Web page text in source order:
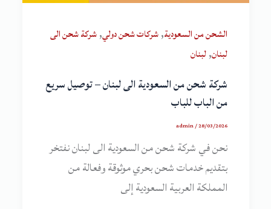
الشحن من السعودية,شركات شحن دولي,شركة شحن الى
لبنان,لبنان
شركة شحن من السعودية الى لبنان – توصيل سريع
من الباب للباب
admin/28/03/2026
نحن في شركة شحن من السعودية الى لبنان نفتخر
بتقديم خدمات شحن بحري موثوقة وفعالة من
المملكة العربية السعودية إلى